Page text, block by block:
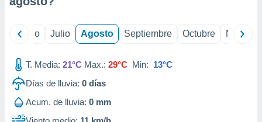
mediante
publicidad
publicidad
Junio Julio Agosto Septiembre Octubre
T. Media: 21°C Max.: 29°C Min: 13°C
Días de lluvia: 0 días
Acum. de lluvia: 0 mm